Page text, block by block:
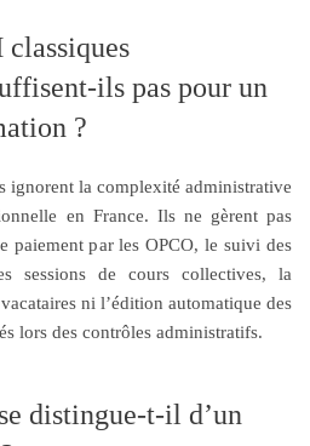
ils pas pour un
?
ignorent la complexité administrative
en France. Ils ne gèrent pas
paiement par les OPCO, le suivi des
sessions de cours collectives, la
ni l’édition automatique des
lors des contrôles administratifs.
distingue-t-il d’un